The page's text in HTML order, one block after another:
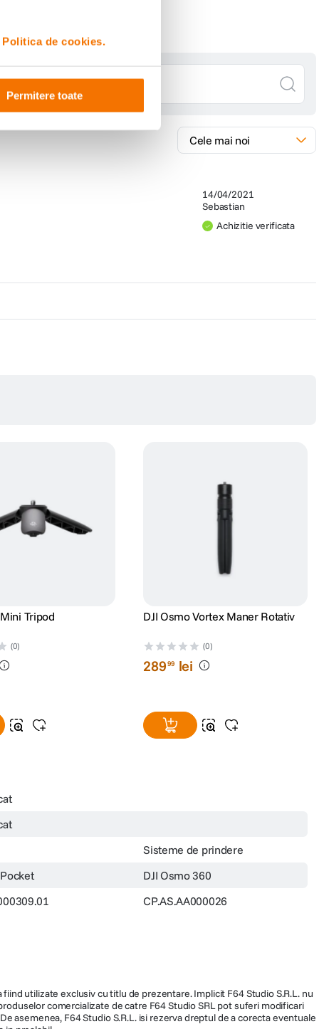
Politica de cookies.
Permitere toate
14/04/2021
Sebastian
Achizitie verificata
Tripod
(0)
DJI Osmo Vortex Maner Rotativ
(0)
28999 lei
Sisteme de prindere
DJI Osmo 360
CP.AS.AA000026
utilizate exclusiv cu titlu de prezentare. Implicit F64 Studio S.R.L. nu
comercializate de catre F64 Studio SRL pot suferi modificari
F64 Studio S.R.L. isi rezerva dreptul de a corecta eventuale